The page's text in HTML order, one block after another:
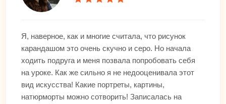
Я, наверное, как и многие считала, что рисунок
карандашом это очень скучно и серо. Но начала
ходить подруга и меня позвала попробовать себя
на уроке. Как же сильно я не недооценивала этот
вид искусства! Какие портреты, картины,
натюрморты можно сотворить! Записалась на